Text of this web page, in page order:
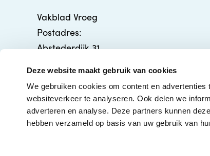
Deze website maakt gebruik van cookies
We gebruiken cookies om content en
websiteverkeer te analyseren. Ook delen we
adverteren en analyse. Deze partners kunnen
hebben verzameld op basis van uw gebruik van
Vakblad Vroeg
Postadres:
Abstederdijk 31
info@vakbladvroeg.nl
KVK: 71316426